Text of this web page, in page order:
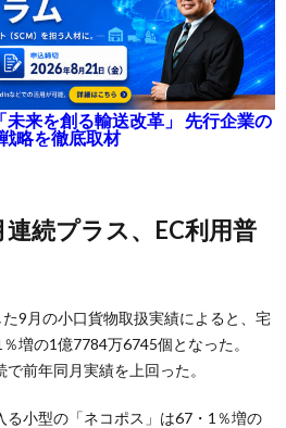
未来を創る輸送改革」 先行企業の
略を徹底取材
9月の小口貨物取扱実績によると、宅
増の1億7784万6745個となった。
前年同月実績を上回った。
る小型の「ネコポス」は67・1％増の